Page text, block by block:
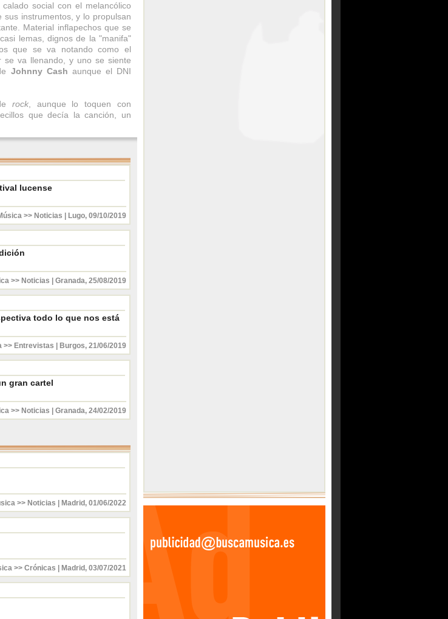
social con el melancólico
instrumentos, y lo propulsan
Material inflapechos que se
lemas, dignos de la "manifa"
que se va notando como el
va llenando, y uno se siente
Johnny Cash aunque el DNI
rock, aunque lo toquen con
que decía la canción, un
lucense
>> Noticias Lugo, 09/10/2019
>> Noticias Granada, 25/08/2019
todo lo que nos está
>> Entrevistas Burgos, 21/06/2019
gran cartel
>> Noticias Granada, 24/02/2019
>> Noticias Madrid , 01/06/2022
>> Crónicas Madrid , 03/07/2021